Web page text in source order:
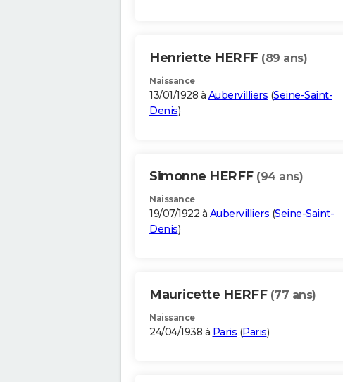
Henriette HERFF (89 ans)
Naissance
13/01/1928 à Aubervilliers (Seine-Saint-
Denis)
Simonne HERFF (94 ans)
Naissance
19/07/1922 à Aubervilliers (Seine-Saint-
Denis)
Mauricette HERFF (77 ans)
Naissance
24/04/1938 à Paris (Paris)